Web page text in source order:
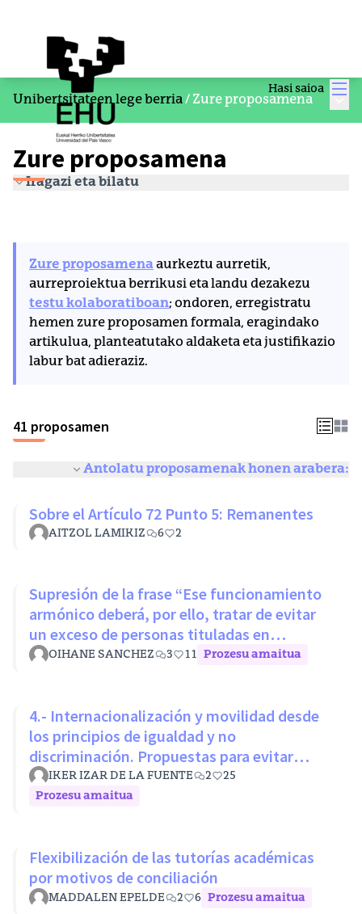
Hasi saioa
Unibertsitateen lege berria/ Zure proposamena
Zure proposamena
Iragazi eta bilatu
Zure proposamenaaurkeztu aurretik,
aurreproiektua berrikusi eta landu dezakezu
testu kolaboratiboan; ondoren, erregistratu
hemen zure proposamen formala, eragindako
artikulua, planteatutako aldaketa eta justifikazio
labur bat adieraziz.
41 proposamen
Antolatu proposamenak honen arabera:
Sobre el Artículo 72 Punto 5: Remanentes
AITZOL LAMIKIZ 6 2
Supresión de la frase “Ese funcionamiento
armónico deberá, por ello, tratar de evitar
un exceso de personas tituladas en
disciplinas con mínimos nivel
OIHANE SANCHEZ 3 11 Prozesu amaitua
4.- Internacionalización y movilidad desde
los principios de igualdad y no
discriminación. Propuestas para evitar
desigualdades estructurales
IKER IZAR DE LA FUENTE 2
25
Prozesu amaitua
Flexibilización de las tutorías académicas
por motivos de conciliación
MADDALEN EPELDE 2 6 Prozesu amaitua